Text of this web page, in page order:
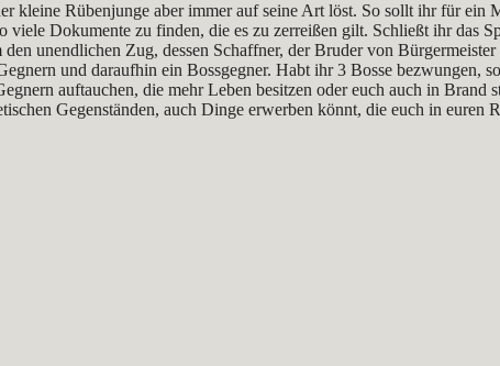
kleine Rübenjunge aber immer auf seine Art löst. So sollt ihr für ein
viele Dokumente zu finden, die es zu zerreißen gilt. Schließt ihr das
unendlichen Zug, dessen Schaffner, der Bruder von
und daraufhin ein Bossgegner. Habt ihr 3 Bosse bezwungen,
auftauchen, die mehr Leben besitzen oder euch auch in
Gegenständen, auch Dinge erwerben könnt, die euch in euren